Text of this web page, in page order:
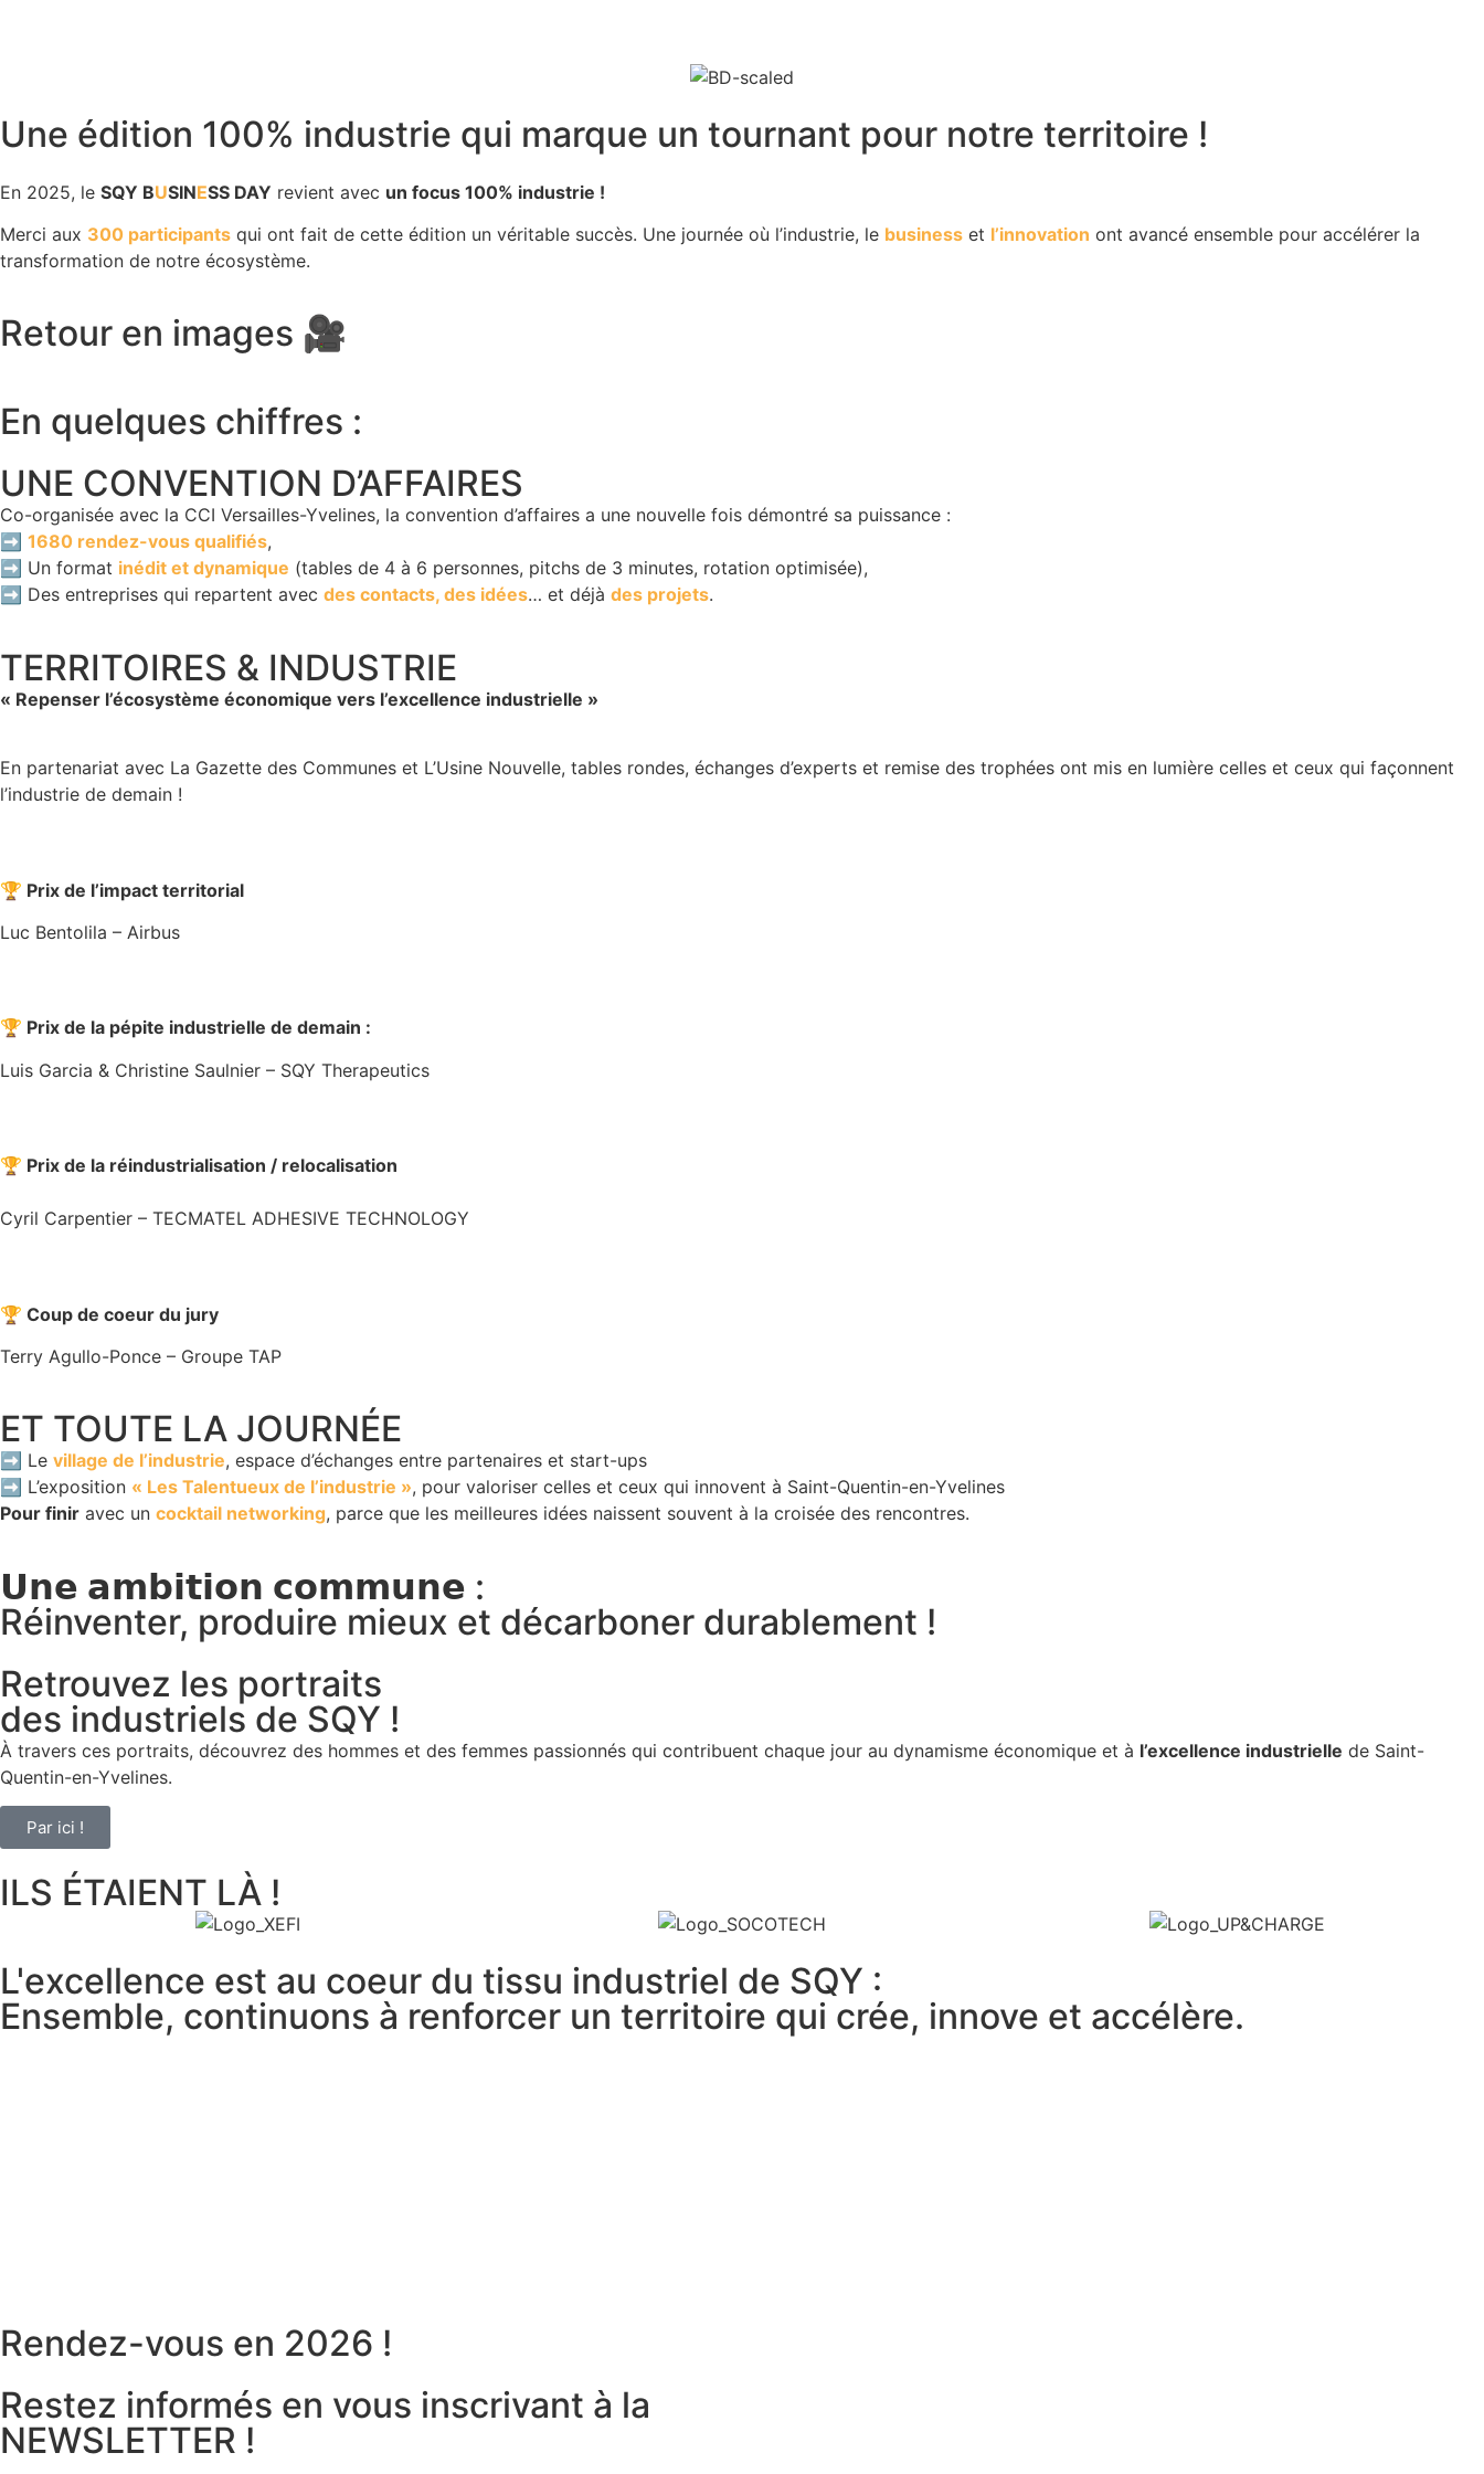
Une édition 100% industrie qui marque un tournant pour notre territoire !
En 2025, le SQY BUSINESS DAY revient avec un focus 100% industrie !
Merci aux 300 participants qui ont fait de cette édition un véritable succès. Une journée où l’industrie, le business et l’innovation ont avancé ensemble pour accélérer la
transformation de notre écosystème.
Retour en images 🎥
En quelques chiffres :
UNE CONVENTION D’AFFAIRES
Co-organisée avec la CCI Versailles-Yvelines, la convention d’affaires a une nouvelle fois démontré sa puissance :
➡️ 1680 rendez-vous qualifiés,
➡️ Un format inédit et dynamique (tables de 4 à 6 personnes, pitchs de 3 minutes, rotation optimisée),
➡️ Des entreprises qui repartent avec des contacts, des idées… et déjà des projets.
TERRITOIRES & INDUSTRIE
« Repenser l’écosystème économique vers l’excellence industrielle »
En partenariat avec La Gazette des Communes et L’Usine Nouvelle, tables rondes, échanges d’experts et remise des trophées ont mis en lumière celles et ceux qui façonnent
l’industrie de demain !
🏆 Prix de l’impact territorial
Luc Bentolila – Airbus
🏆 Prix de la pépite industrielle de demain :
Luis Garcia & Christine Saulnier – SQY Therapeutics
🏆 Prix de la réindustrialisation / relocalisation
Cyril Carpentier – TECMATEL ADHESIVE TECHNOLOGY
🏆 Coup de coeur du jury
Terry Agullo-Ponce – Groupe TAP
ET TOUTE LA JOURNÉE
➡️ Le village de l’industrie, espace d’échanges entre partenaires et start-ups
➡️ L’exposition « Les Talentueux de l’industrie », pour valoriser celles et ceux qui innovent à Saint-Quentin-en-Yvelines
Pour finir avec un cocktail networking, parce que les meilleures idées naissent souvent à la croisée des rencontres.
𝗨𝗻𝗲 𝗮𝗺𝗯𝗶𝘁𝗶𝗼𝗻 𝗰𝗼𝗺𝗺𝘂𝗻𝗲 :
Réinventer, produire mieux et décarboner durablement !
Retrouvez les portraits
des industriels de SQY !
À travers ces portraits, découvrez des hommes et des femmes passionnés qui contribuent chaque jour au dynamisme économique et à l’excellence industrielle de Saint-
Quentin-en-Yvelines.
Par ici !
ILS ÉTAIENT LÀ !
L'excellence est au coeur du tissu industriel de SQY :
Ensemble, continuons à renforcer un territoire qui crée, innove et accélère.
Rendez-vous en 2026 !
Restez informés en vous inscrivant à la
NEWSLETTER !